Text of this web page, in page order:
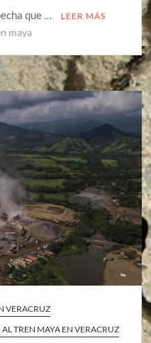
que …
LEER MÁS
maya
VERACRUZ
TREN MAYA EN VERACRUZ